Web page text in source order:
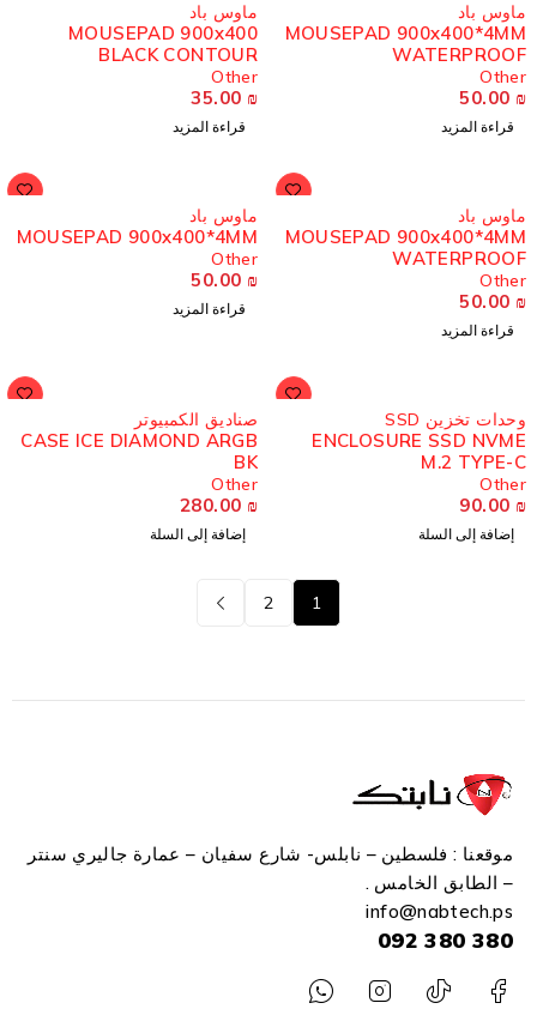
ماوس باد
MOUSEPAD 900x400*4MM
WATERPROOF
Other
50.00
قراءة المزيد
ماوس باد
MOUSEPAD 900x400
BLACK CONTOUR
Other
35.00
قراءة المزيد
ماوس باد
MOUSEPAD 900x400*4MM
WATERPROOF
Other
50.00
قراءة المزيد
ماوس باد
MOUSEPAD 900x400*4MM
Other
50.00
قراءة المزيد
وحدات تخزين SSD
ENCLOSURE SSD NVME
M.2 TYPE-C
Other
90.00
إضافة إلى السلة
صناديق الكمبيوتر
CASE ICE DIAMOND ARGB
BK
Other
280.00
إضافة إلى السلة
موقعنا : فلسطين – نابلس- شارع سفيان – عمارة جاليري سنتر
– الطابق الخامس .
info@nabtech.ps
380 380 092